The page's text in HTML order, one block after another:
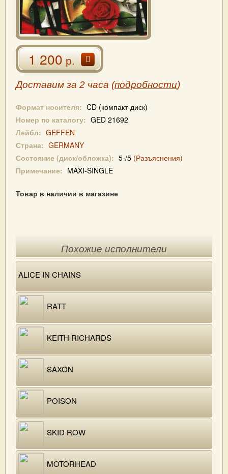
1 200р.
Доставим за 2 часа (подробности)
Формат носителя: CD (компакт-диск)
Номер по каталогу: GED 21692
Лейбл: GEFFEN
Страна: GERMANY
Состояние (диск/обложка): 5-/5 (Разъяснения)
Примечание: MAXI-SINGLE
Товар в наличии в магазине
Похожие исполнители
ALICE IN CHAINS
RATT
KEITH RICHARDS
SAXON
POISON
SKID ROW
MOTORHEAD